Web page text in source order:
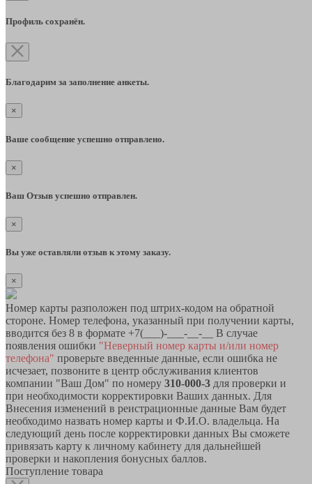
Профиль сохранён.
Благодарим за заполнение анкеты.
×
Ваше сообщение успешно отправлено.
×
Ваш Отзыв успешно отправлен.
×
Вы уже оставляли отзыв к этому заказу.
×
Номер карты разположен под штрих-кодом на обратной
стороне. Номер телефона, указанный при получении карты,
вводится без 8 в формате +7(___)-___-__-__ В случае
появления ошибки "Неверный номер карты и/или номер
телефона" проверьте введенные данные, если ошибка не
исчезает, позвоните в центр обслуживания клиентов
компании "Ваш Дом" по номеру 310-000-3 для проверки и
при необходимости корректировки Ваших данных. Для
Внесения изменений в реистрационные данные Вам будет
необходимо назвать номер карты и Ф.И.О. владельца. На
следующий день после корректировки данных Вы сможете
привязать карту к личному кабинету для дальнейшей
проверки и накопления бонусных баллов.
Поступление товара